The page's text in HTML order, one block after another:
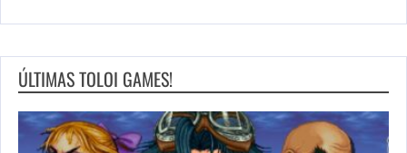
ÚLTIMAS TOLOI GAMES!